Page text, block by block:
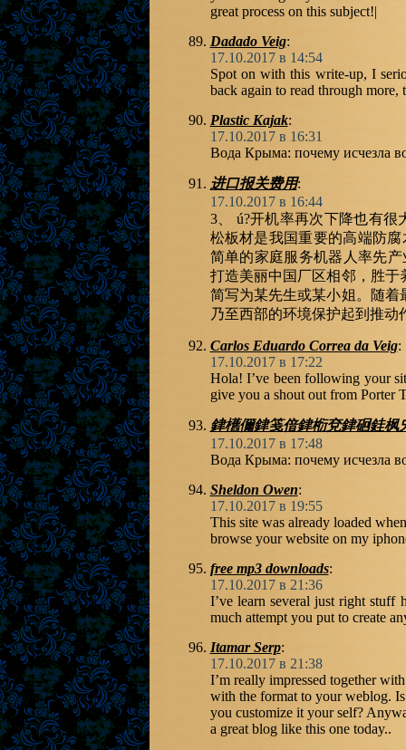
great process on this subject!|
Dadado Veig:
17.10.2017 в 14:54
Spot on with this write-up, I
back again to read through more,
Plastic Kajak:
17.10.2017 в 16:31
Вода Крыма: почему исчезла
进口报关费用:
17.10.2017 в 16:44
3、 ú?开机率再次下降也有
松板材是我国重要的高端防
简单的家庭服务机器人率先
打造美丽中国厂区相邻，胜
简写为某先生或某小姐。随
乃至西部的环境保护起到推动
Carlos Eduardo Correa da Veig:
17.10.2017 в 17:22
Hola! I’ve been following your
give you a shout out from Porter
銉欍儞銉笺偣銉椼兗銉硘銈枫
17.10.2017 в 17:48
Вода Крыма: почему исчезла
Sheldon Owen:
17.10.2017 в 19:55
This site was already loaded
browse your website on my
free mp3 downloads:
17.10.2017 в 21:36
I’ve learn several just right
much attempt you put to create
Itamar Serp:
17.10.2017 в 21:38
I’m really impressed together
with the format to your weblog.
you customize it your self?
a great blog like this one today..